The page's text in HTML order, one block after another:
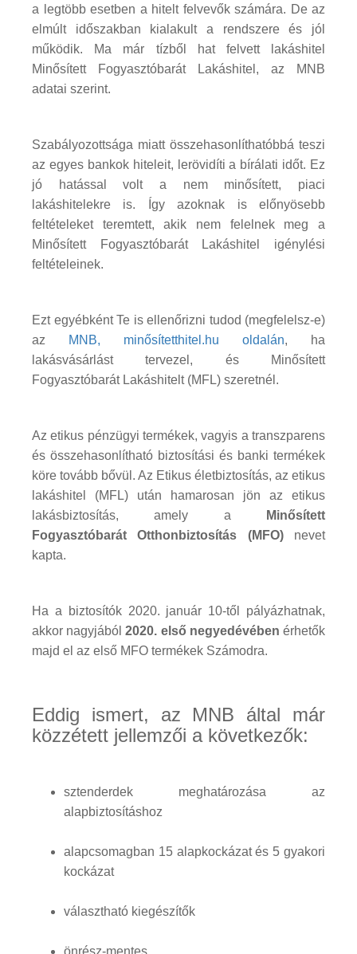
a legtöbb esetben a hitelt felvevők számára. De az
elmúlt időszakban kialakult a rendszere és jól
működik. Ma már tízből hat felvett lakáshitel
Minősített Fogyasztóbarát Lakáshitel, az MNB
adatai szerint.
Szabályozottsága miatt összehasonlíthatóbbá teszi
az egyes bankok hiteleit, lerövidíti a bírálati időt. Ez
jó hatással volt a nem minősített, piaci
lakáshitelekre is. Így azoknak is előnyösebb
feltételeket teremtett, akik nem felelnek meg a
Minősített Fogyasztóbarát Lakáshitel igénylési
feltételeinek.
Ezt egyébként Te is ellenőrizni tudod (megfelelsz-e)
az
MNB, minősítetthitel.hu oldalán, ha
lakásvásárlást tervezel, és Minősített
Fogyasztóbarát Lakáshitelt (MFL) szeretnél.
Az etikus pénzügyi termékek, vagyis a transzparens
és összehasonlítható biztosítási és banki termékek
köre tovább bővül. Az Etikus életbiztosítás, az etikus
lakáshitel (MFL) után hamarosan jön az etikus
lakásbiztosítás, amely a
Minősített
Fogyasztóbarát Otthonbiztosítás (MFO) nevet
kapta.
Ha a biztosítók 2020. január 10-től pályázhatnak,
akkor nagyjából2020. első negyedévében érhetők
majd el az első MFO termékek Számodra.
Eddig ismert, az MNB által már
közzétett jellemzői a következők:
sztenderdek meghatározása az
alapbiztosításhoz
alapcsomagban 15 alapkockázat és 5 gyakori
kockázat
választható kiegészítők
önrész-mentes